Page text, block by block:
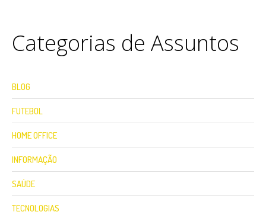
Categorias de Assuntos
BLOG
FUTEBOL
HOME OFFICE
INFORMAÇÃO
SAÚDE
TECNOLOGIAS